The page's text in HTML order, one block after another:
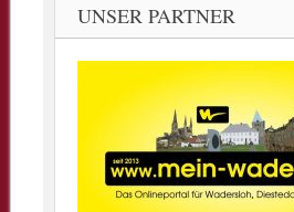
UNSER PARTNER